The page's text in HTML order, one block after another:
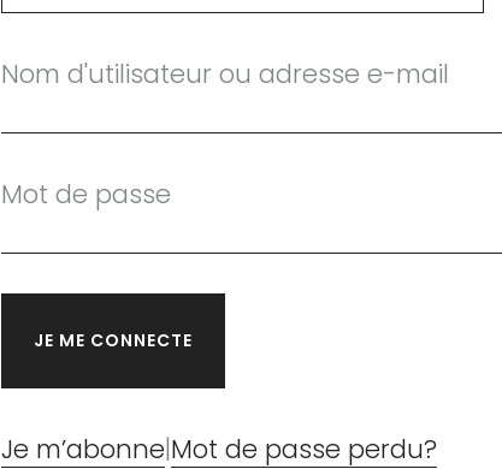
Nom d'utilisateur ou adresse e-mail
Mot de passe
Je m’abonne|Mot de passe perdu?